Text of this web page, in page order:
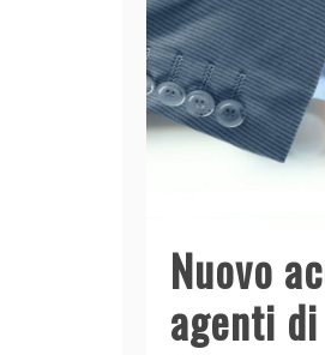
Nuovo
agenti